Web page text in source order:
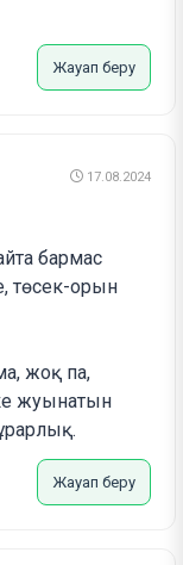
Жауап беру
17.08.2024
бармас
төсек-орын
жоқ па,
жуынатын
Жауап беру